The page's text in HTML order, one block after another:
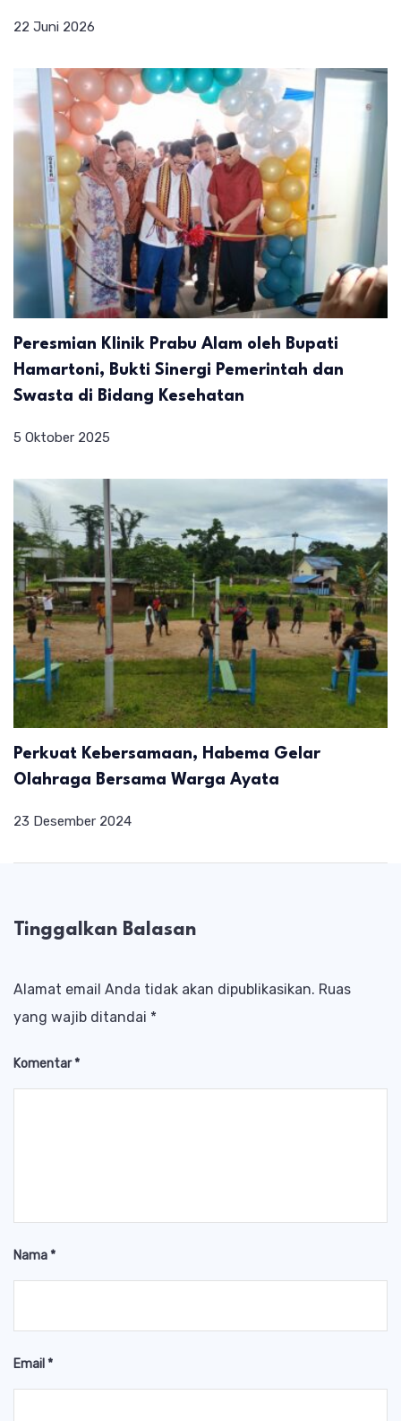
22 Juni 2026
Peresmian Klinik Prabu Alam oleh Bupati
Hamartoni, Bukti Sinergi Pemerintah dan
Swasta di Bidang Kesehatan
5 Oktober 2025
Perkuat Kebersamaan, Habema Gelar
Olahraga Bersama Warga Ayata
23 Desember 2024
Tinggalkan Balasan
Alamat email Anda tidak akan dipublikasikan. Ruas
yang wajib ditandai *
Komentar*
Nama*
Email *